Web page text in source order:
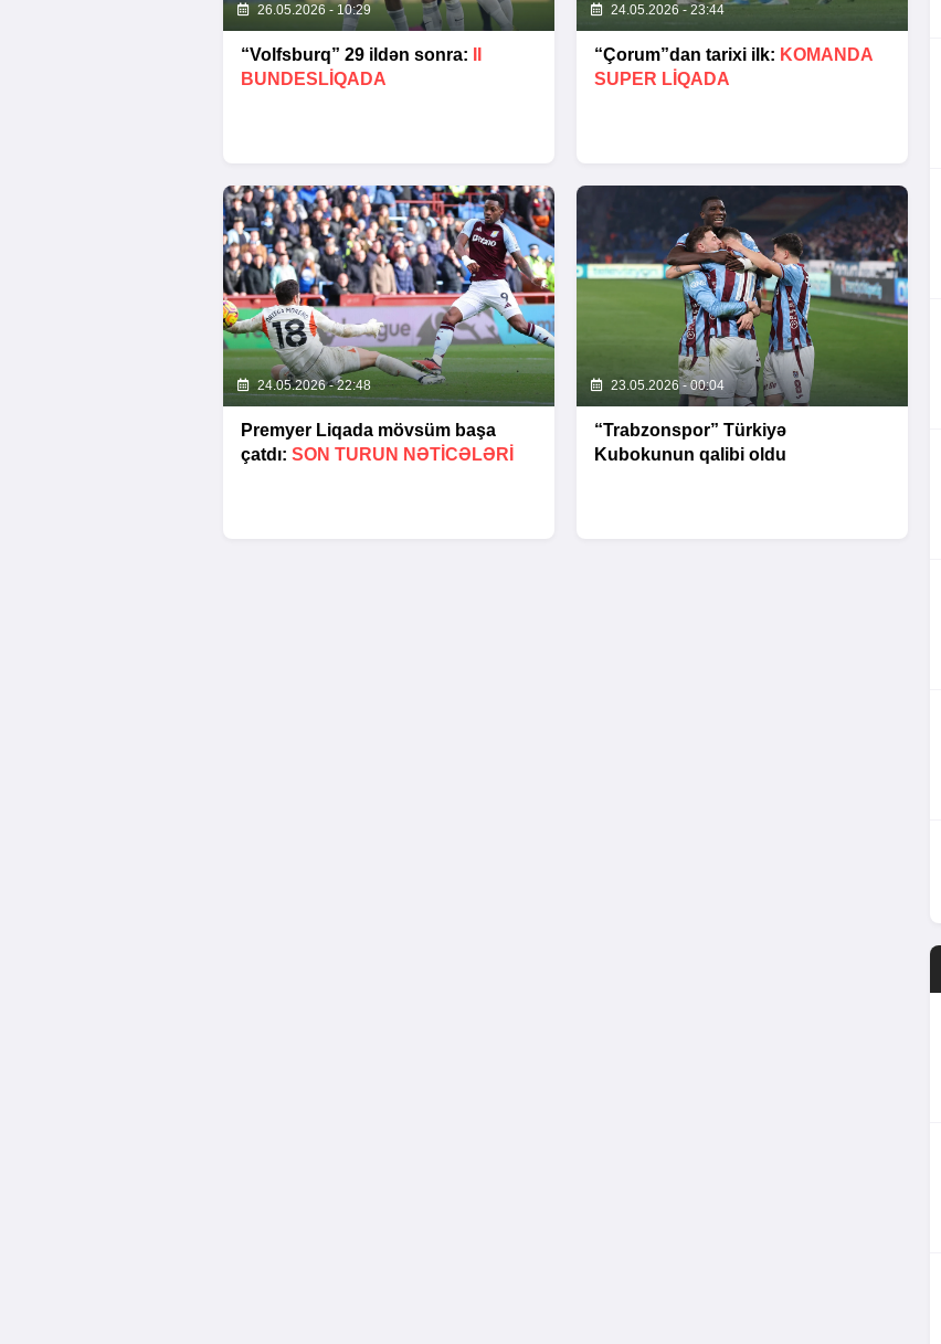
26.05.2026 - 10:29
“Volfsburq” 29 ildən sonra:
BUNDESLİQADA
24.05.2026 - 23:44
“Çorum”dan tarixi ilk: KOMANDA
SUPER LIQADA
24.05.2026 - 22:48
Premyer Liqada mövsüm başa
çatdı: SON TURUN NƏTİCƏLƏRİ
23.05.2026 - 00:04
“Trabzonspor” Türkiyə
Kubokunun qalibi oldu